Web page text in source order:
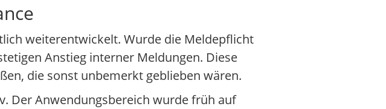
weiterentwickelt. Wurde die Meldepflicht
Anstieg interner Meldungen. Diese
die sonst unbemerkt geblieben wären.
Der Anwendungsbereich wurde früh auf